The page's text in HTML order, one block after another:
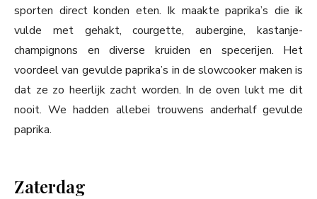
sporten direct konden eten. Ik maakte paprika’s die ik
vulde met gehakt, courgette, aubergine, kastanje-
champignons en diverse kruiden en specerijen. Het
voordeel van gevulde paprika’s in de slowcooker maken is
dat ze zo heerlijk zacht worden. In de oven lukt me dit
nooit. We hadden allebei trouwens anderhalf gevulde
paprika.
Zaterdag